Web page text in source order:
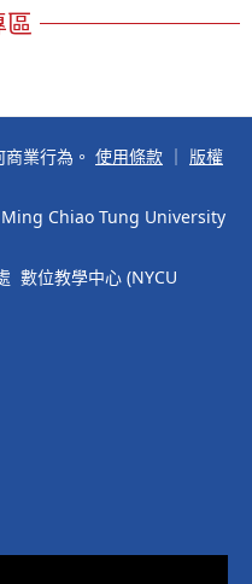
區
業行為。 使用條款
版權
Chiao Tung University
數位教學中心 (NYCU